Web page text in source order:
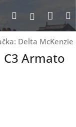
Hledat
Delta McKenzie
C3 Armato